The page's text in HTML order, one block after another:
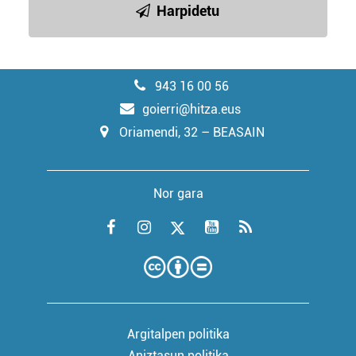
Harpidetu
943 16 00 56
goierri@hitza.eus
Oriamendi, 32 – BEASAIN
Nor gara
Argitalpen politika